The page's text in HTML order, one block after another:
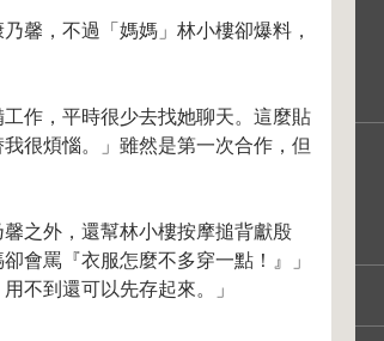
馨，不過「媽媽」林小樓卻爆料，
作，平時很少去找她聊天。這麼貼
很煩惱。」雖然是第一次合作，但
之外，還幫林小樓按摩搥背獻殷
會罵『衣服怎麼不多穿一點！』」
不到還可以先存起來。」